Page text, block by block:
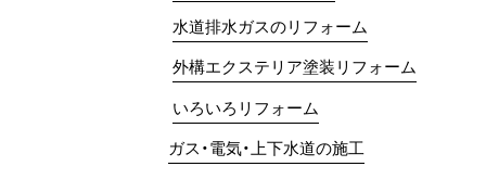
水道排水ガスのリフォーム
外構エクステリア塗装リフォーム
いろいろリフォーム
ガス・電気・上下水道の施工